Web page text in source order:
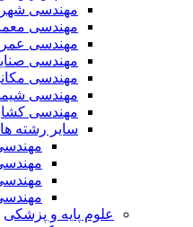
مهندسی
مهندسی معماری
مهندسی عمران
مهندسی صنایع
مهندسی مکانیک
مهندسی شیمی
مهندسی
سایر رشته های
مهندسی
مهندسی
مهندسی
مهندسی
علوم پایه و پزشکی